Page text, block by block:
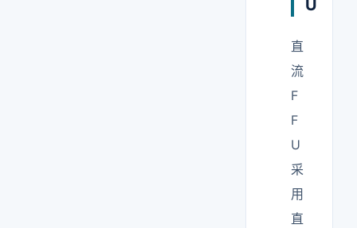
U
直
流
F
F
U
采
用
直